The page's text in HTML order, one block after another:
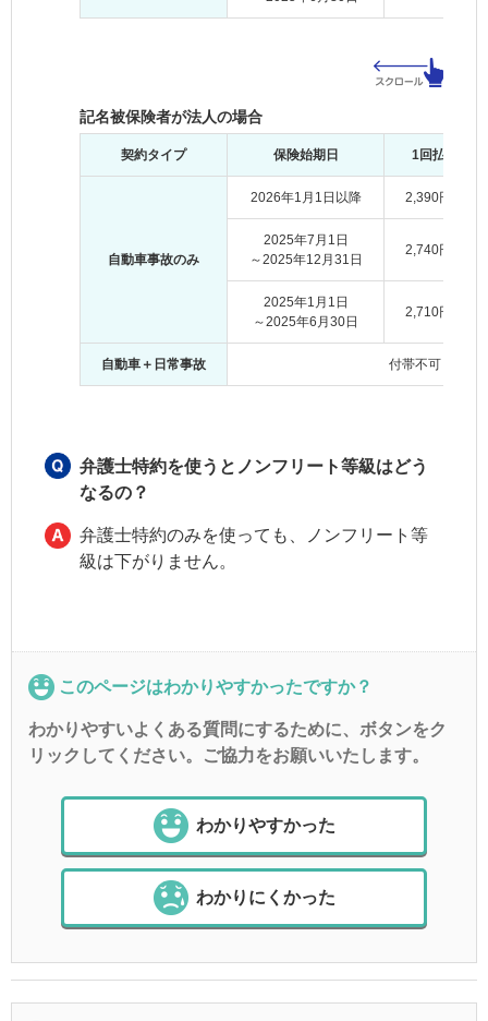
記名被保険者が法人の場合
契約タイプ 保険始期日 1回払
自動車事故のみ
2026年1月1日以降 2,390円
2025年7月1日
～2025年12月31日
2,740円
2025年1月1日
～2025年6月30日
2,710円
自動車＋日常事故 付帯不可
弁護士特約を使うとノンフリート等級はどう
なるの？
弁護士特約のみを使っても、ノンフリート等
級は下がりません。
このページはわかりやすかったですか？
わかりやすいよくある質問にするために、ボタンをク
リックしてください。ご協力をお願いいたします。
わかりやすかった
わかりにくかった